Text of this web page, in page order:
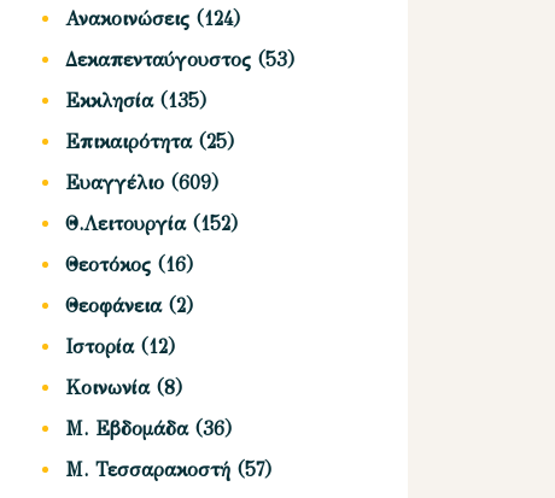
Ανακοινώσεις (124)
Δεκαπενταύγουστος (53)
Εκκλησία(135)
Επικαιρότητα(25)
Ευαγγέλιο (609)
Θ.Λειτουργία(152)
Θεοτόκος (16)
Θεοφάνεια(2)
Ιστορία(12)
Κοινωνία(8)
Μ. Εβδομάδα(36)
Μ. Τεσσαρακοστή (57)